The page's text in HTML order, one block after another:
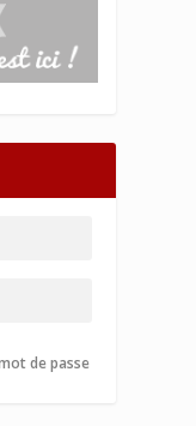
de passe